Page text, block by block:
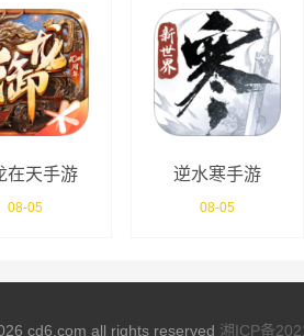
在天手游
08-05
逆水寒手游
08-05
cd6.com all rights reserved 湘ICP备